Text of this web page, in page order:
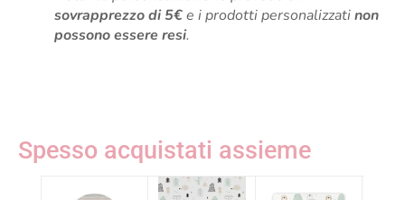
sovrapprezzo di 5€e i prodotti personalizzatinon
possono essere resi.
Spesso acquistati assieme